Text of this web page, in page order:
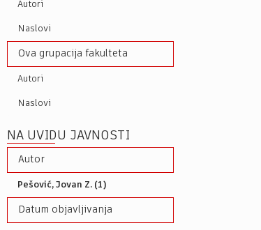
Autori
Naslovi
Ova grupacija fakulteta
Autori
Naslovi
NA UVIDU JAVNOSTI
Autor
Pešović, Jovan Z. (1)
Datum objavljivanja